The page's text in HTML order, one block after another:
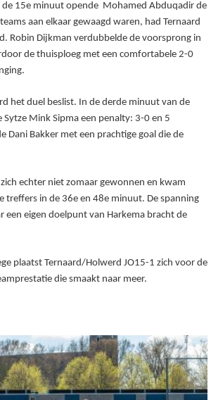
de 15e minuut opende Mohamed Abduqadir de
aan elkaar gewaagd waren, had Ternaard
Robin Dijkman verdubbelde de voorsprong in
de thuisploeg met een comfortabele 2-0
het duel beslist. In de derde minuut van de
Mink Sipma een penalty: 3-0 en 5
Dani Bakker met een prachtige goal die de
echter niet zomaar gewonnen en kwam
treffers in de 36e en 48e minuut. De spanning
een eigen doelpunt van Harkema bracht de
plaatst Ternaard/Holwerd JO15-1 zich voor de
die smaakt naar meer.